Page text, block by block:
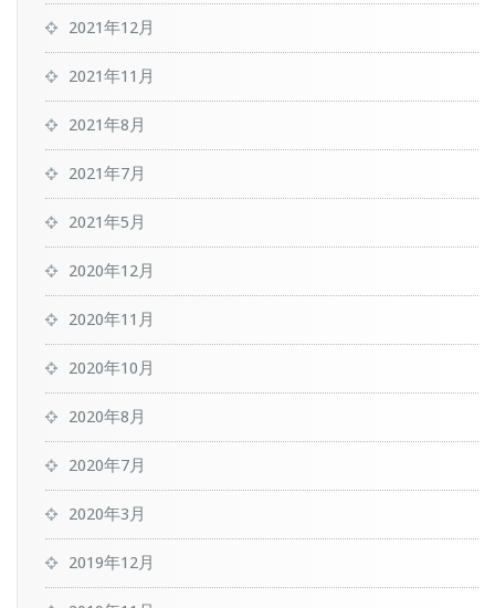
2021年12月
2021年11月
2021年8月
2021年7月
2021年5月
2020年12月
2020年11月
2020年10月
2020年8月
2020年7月
2020年3月
2019年12月